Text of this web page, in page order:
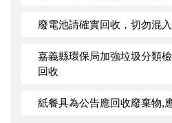
廢電池請確實回收，切勿混
嘉義縣環保局加強垃圾分類
回收
紙餐具為公告應回收廢棄物,